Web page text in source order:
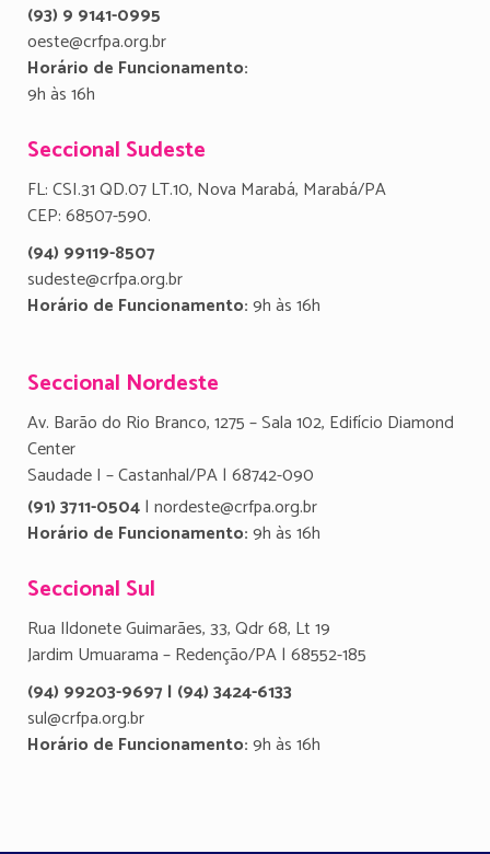
(93) 9 9141-0995
oeste@crfpa.org.br
Horário de Funcionamento:
9h às 16h
Seccional Sudeste
FL: CSI.31 QD.07 LT.10, Nova Marabá, Marabá/PA
CEP: 68507-590.
(94) 99119-8507
sudeste@crfpa.org.br
Horário de Funcionamento:9h às 16h
Seccional Nordeste
Av. Barão do Rio Branco, 1275 – Sala 102, Edifício Diamond
Center
Saudade I – Castanhal/PA | 68742-090
(91) 3711-0504| nordeste@crfpa.org.br
Horário de Funcionamento:9h às 16h
Seccional Sul
Rua Ildonete Guimarães, 33, Qdr 68, Lt 19
Jardim Umuarama – Redenção/PA | 68552-185
(94) 99203-9697 | (94) 3424-6133
sul@crfpa.org.br
Horário de Funcionamento:9h às 16h